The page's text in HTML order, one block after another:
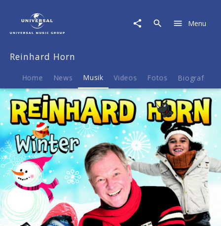
Musik
Winter
Menu
Reinhard Horn
Home News Musik Videos Fotos Biografie